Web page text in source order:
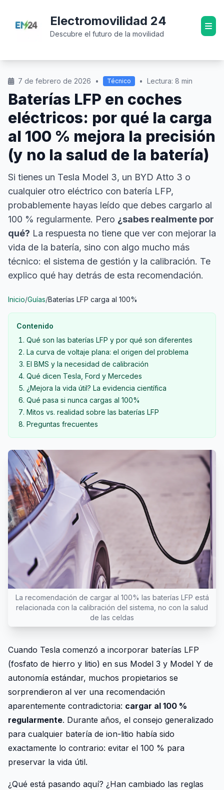
Electromovilidad 24
Descubre el futuro de la movilidad
7 de febrero de 2026 • Técnico • Lectura: 8 min
Baterías LFP en coches
eléctricos: por qué la carga
al 100 % mejora la precisión
(y no la salud de la batería)
Si tienes un Tesla Model 3, un BYD Atto 3 o
cualquier otro eléctrico con batería LFP,
probablemente hayas leído que debes cargarlo al
100 % regularmente. Pero ¿sabes realmente por
qué? La respuesta no tiene que ver con mejorar la
vida de la batería, sino con algo mucho más
técnico: el sistema de gestión y la calibración. Te
explico qué hay detrás de esta recomendación.
Inicio/Guías/Baterías LFP carga al 100%
Contenido
Qué son las baterías LFP y por qué son diferentes
La curva de voltaje plana: el origen del problema
El BMS y la necesidad de calibración
Qué dicen Tesla, Ford y Mercedes
¿Mejora la vida útil? La evidencia científica
Qué pasa si nunca cargas al 100%
Mitos vs. realidad sobre las baterías LFP
Preguntas frecuentes
La recomendación de cargar al 100% las baterías LFP está
relacionada con la calibración del sistema, no con la salud
de las celdas
Cuando Tesla comenzó a incorporar baterías LFP
(fosfato de hierro y litio) en sus Model 3 y Model Y de
autonomía estándar, muchos propietarios se
sorprendieron al ver una recomendación
aparentemente contradictoria: cargar al 100 %
regularmente. Durante años, el consejo generalizado
para cualquier batería de ion-litio había sido
exactamente lo contrario: evitar el 100 % para
preservar la vida útil.
¿Qué está pasando aquí? ¿Han cambiado las reglas